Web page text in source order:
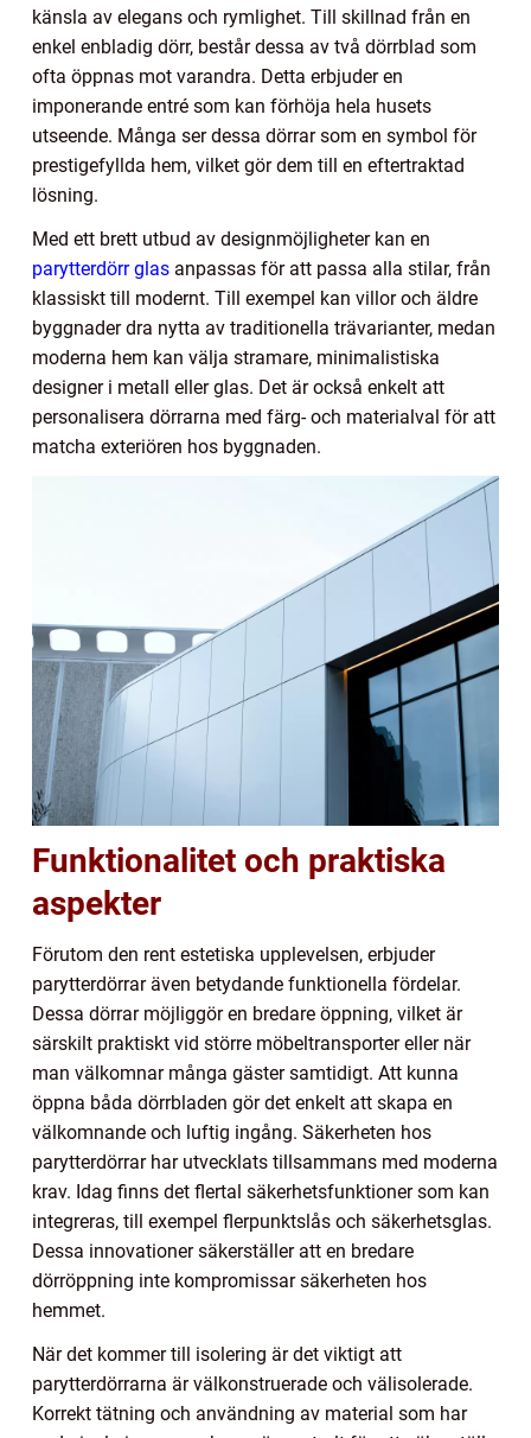
känsla av elegans och rymlighet. Till skillnad från en
enkel enbladig dörr, består dessa av två dörrblad som
ofta öppnas mot varandra. Detta erbjuder en
imponerande entré som kan förhöja hela husets
utseende. Många ser dessa dörrar som en symbol för
prestigefyllda hem, vilket gör dem till en eftertraktad
lösning.
Med ett brett utbud av designmöjligheter kan en
parytterdörr glas anpassas för att passa alla stilar, från
klassiskt till modernt. Till exempel kan villor och äldre
byggnader dra nytta av traditionella trävarianter, medan
moderna hem kan välja stramare, minimalistiska
designer i metall eller glas. Det är också enkelt att
personalisera dörrarna med färg- och materialval för att
matcha exteriören hos byggnaden.
Funktionalitet och praktiska
aspekter
Förutom den rent estetiska upplevelsen, erbjuder
parytterdörrar även betydande funktionella fördelar.
Dessa dörrar möjliggör en bredare öppning, vilket är
särskilt praktiskt vid större möbeltransporter eller när
man välkomnar många gäster samtidigt. Att kunna
öppna båda dörrbladen gör det enkelt att skapa en
välkomnande och luftig ingång. Säkerheten hos
parytterdörrar har utvecklats tillsammans med moderna
krav. Idag finns det flertal säkerhetsfunktioner som kan
integreras, till exempel flerpunktslås och säkerhetsglas.
Dessa innovationer säkerställer att en bredare
dörröppning inte kompromissar säkerheten hos
hemmet.
När det kommer till isolering är det viktigt att
parytterdörrarna är välkonstruerade och välisolerade.
Korrekt tätning och användning av material som har